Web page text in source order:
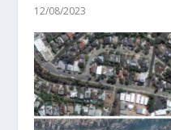
12/08/2023